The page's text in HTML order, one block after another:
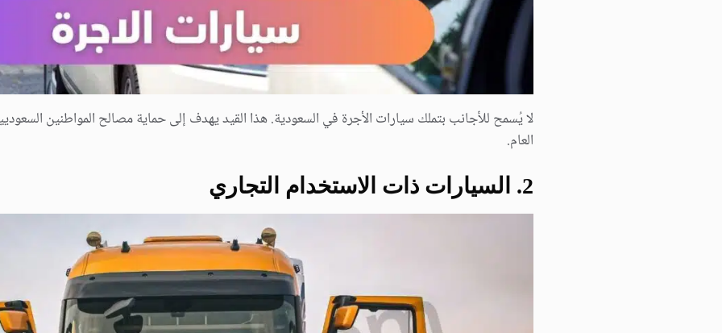
لا يُسمح للأجانب بتملك سيارات الأجرة في السعودية. هذا القيد يهدف إلى حماية مصالح المواطنين
العام.
2. السيارات ذات الاستخدام التجاري